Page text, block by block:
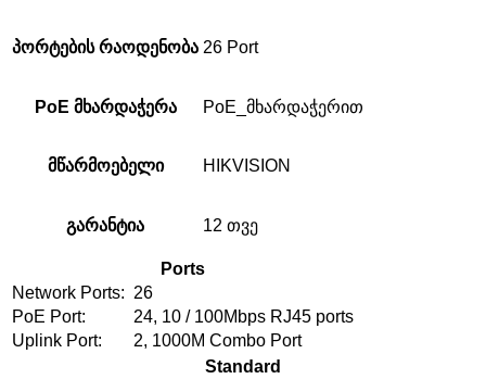
პორტების რაოდენობა 26 Port
PoE მხარდაჭერა PoE_მხარდაჭერით
მწარმოებელი HIKVISION
გარანტია 12 თვე
Ports
Network Ports: 26
PoE Port:
24, 10 / 100Mbps RJ45 ports
Uplink Port:
2, 1000M Combo Port
Standard